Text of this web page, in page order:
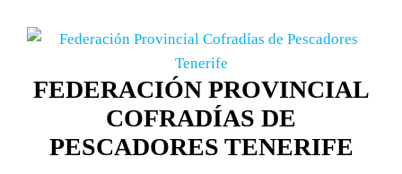
FEDERACIÓN PROVINCIAL
COFRADÍAS DE
PESCADORES TENERIFE